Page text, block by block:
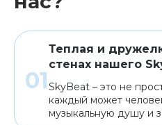
Теплая и
стенах нашего
SkyBeat – это не
каждый может
музыкальную душу и